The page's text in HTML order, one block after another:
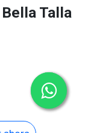
Talla